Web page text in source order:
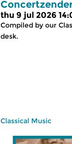
thu 9 jul 2026
Compiled by our
desk.
Classical Music